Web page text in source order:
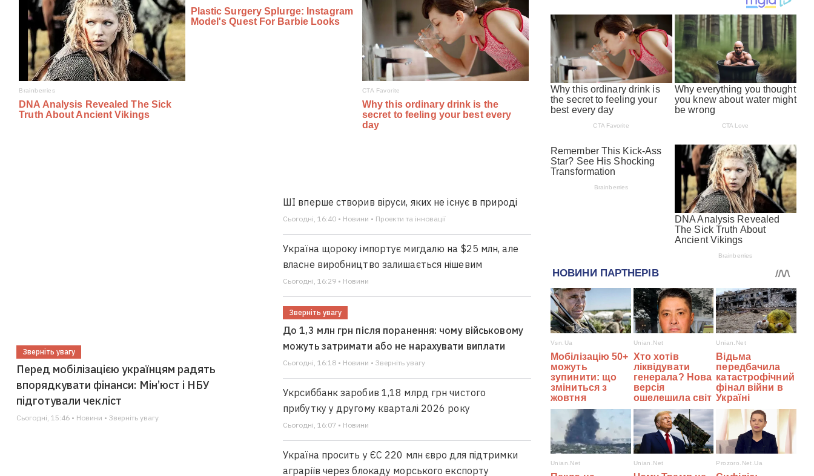
Зверніть увагу
Перед мобілізацією українцям радять
впорядкувати фінанси: Мін’юст і НБУ
підготували чекліст
Сьогодні, 15:46 • Новини • Зверніть увагу
ШІ вперше створив віруси, яких не існує в природі
Сьогодні, 16:40 • Новини • Проекти та інновації
Україна щороку імпортує мигдалю на $25 млн, але
власне виробництво залишається нішевим
Сьогодні, 16:29 • Новини
Зверніть увагу
До 1,3 млн грн після поранення: чому військовому
можуть затримати або не нарахувати виплати
Сьогодні, 16:18 • Новини • Зверніть увагу
Укрсиббанк заробив 1,18 млрд грн чистого
прибутку у другому кварталі 2026 року
Сьогодні, 16:07 • Новини
Україна просить у ЄС 220 млн євро для підтримки
аграріїв через блокаду морського експорту